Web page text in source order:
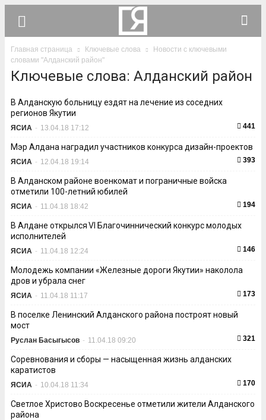
Главная страница Ключевые слова
Новости с ключевыми
словами "Алданский район"
Ключевые слова: Алданский район
В Алданскую больницу ездят на лечение из соседних
регионов Якутии
ЯСИА - 13.04.18 17:12 441
Мэр Алдана наградил участников конкурса дизайн-проектов
ЯСИА - 12.04.18 19:14 393
В Алданском районе военкомат и пограничные войска
отметили 100-летний юбилей
ЯСИА - 11.04.18 18:42 194
В Алдане открылся VI Благочиннический конкурс молодых
исполнителей
ЯСИА - 11.04.18 12:24 146
Молодежь компании «Железные дороги Якутии» наколола
дров и убрала снег
ЯСИА - 11.04.18 11:17 173
В поселке Ленинский Алданского района построят новый
мост
Руслан Басыгысов - 11.04.18 09:20 321
Соревнования и сборы — насыщенная жизнь алданских
каратистов
ЯСИА - 10.04.18 11:34 170
Светлое Христово Воскресенье отметили жители Алданского
района